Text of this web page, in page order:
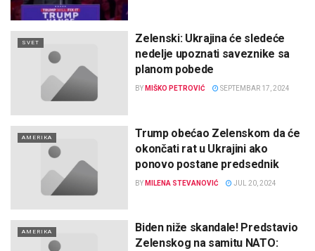
SVET
Zelenski: Ukrajina će sledeće
nedelje upoznati saveznike sa
planom pobede
BY MIŠKO PETROVIĆ SEPTEMBAR 17, 2024
AMERIKA
Trump obećao Zelenskom da će
okončati rat u Ukrajini ako
ponovo postane predsednik
BY MILENA STEVANOVIĆ JUL 20, 2024
AMERIKA
Biden niže skandale! Predstavio
Zelenskog na samitu NATO: